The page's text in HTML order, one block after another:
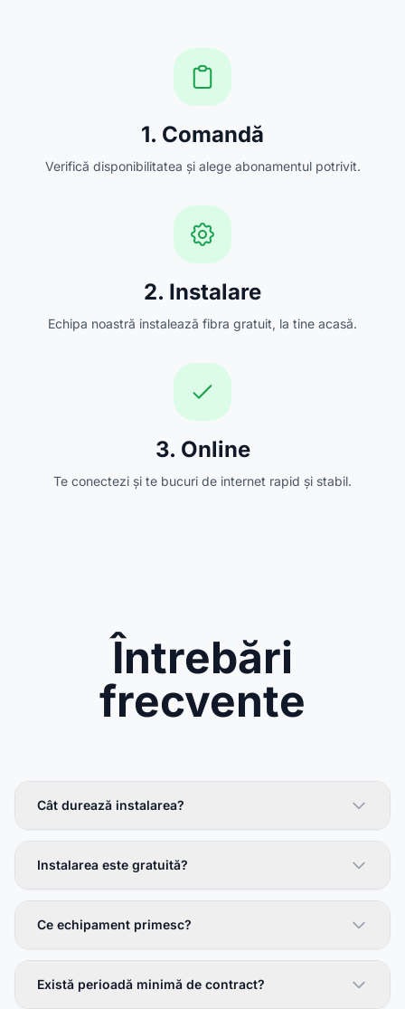
1. Comandă
Verifică disponibilitatea și alege abonamentul potrivit.
2. Instalare
Echipa noastră instalează fibra gratuit, la tine acasă.
3. Online
Te conectezi și te bucuri de internet rapid și stabil.
Întrebări
frecvente
Cât durează instalarea?
Instalarea este gratuită?
Ce echipament primesc?
Există perioadă minimă de contract?